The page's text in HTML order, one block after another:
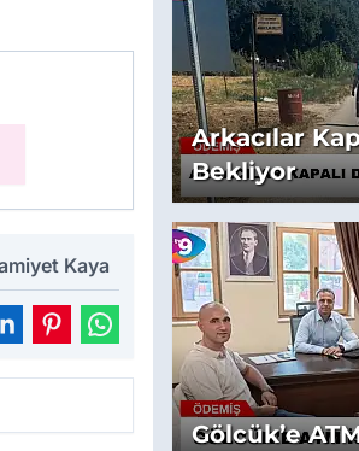
Kaya
Arkacılar
Bekliyor
Gölcük’e